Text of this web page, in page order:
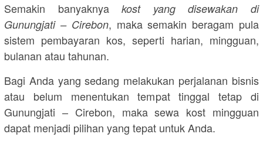
Semakin banyaknyakost yang disewakan di
Gunungjati – Cirebon, maka semakin beragam pula
sistem pembayaran kos, seperti harian, mingguan,
bulanan atau tahunan.
Bagi Anda yang sedang melakukan perjalanan bisnis
atau belum menentukan tempat tinggal tetap di
Gunungjati – Cirebon, maka sewa kost mingguan
dapat menjadi pilihan yang tepat untuk Anda.